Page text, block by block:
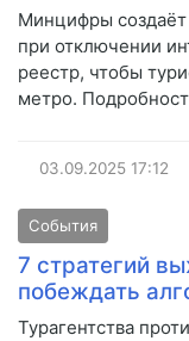
Минцифры создаёт
при отключении
реестр, чтобы
метро.
03.09.2025 17:12
События
7 стратегий
побеждать
Турагентства